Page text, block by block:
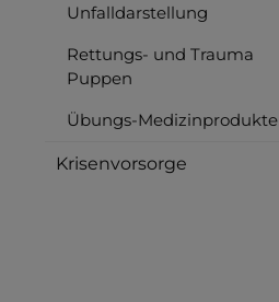
Unfalldarstellung
Rettungs- und Trauma
Puppen
Übungs-Medizinprodukte
Krisenvorsorge